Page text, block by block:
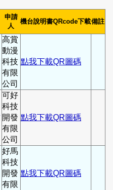
申請
人
機台說明書QRcode下載備註
高賞
動漫
科技
有限
公司
點我下載QR圖碼
可好
科技
開發
有限
公司
點我下載QR圖碼
好馬
科技
開發
有限
點我下載QR圖碼